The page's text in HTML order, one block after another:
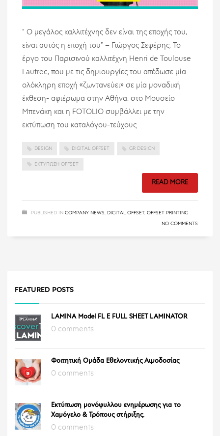
“ O μεγάλος καλλιτέχνης δεν είναι της εποχής του,
είναι αυτός η εποχή του” – Γιώργος Σεφέρης. Το
έργο του Παρισινού καλλιτέχνη Henri de Toulouse
Lautrec, που με τις δημιουργίες του απέδωσε μία
ολόκληρη εποχή «ζωντανεύει» σε μία μοναδική
έκθεση- αφιέρωμα στην Αθήνα, στο Μουσείο
Μπενάκη και η FOTOLIO συμβάλλει με την
εκτύπωση του καταλόγου-τεύχους
DESIGN DIGITAL OFFSET GR DESIGN
ΕΚΤΎΠΩΣΗ OFFSET
READ MORE
PUBLISHED IN COMPANY NEWS, DIGITAL OFFSET, OFFSET PRINTING
NO COMMENTS
FEATURED POSTS
LAMINA Model FL E FULL SHEET LAMINATOR
0 comments
Φοιτητική Ομάδα Εθελοντικής Αιμοδοσίας
0 comments
Εκτύπωση μονόφυλλου ενημέρωσης για το
Χαμόγελο & Τρόπους στήριξης.
0 comments